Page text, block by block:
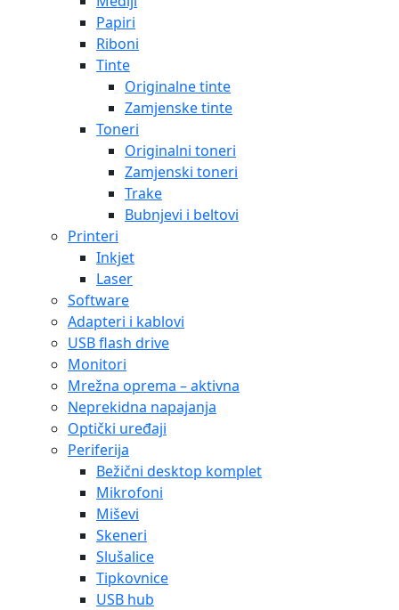
Papiri
Riboni
Tinte
Originalne tinte
Zamjenske tinte
Toneri
Originalni toneri
Zamjenski toneri
Trake
Bubnjevi i beltovi
Printeri
Inkjet
Laser
Software
Adapteri i kablovi
USB flash drive
Monitori
Mrežna oprema – aktivna
Neprekidna napajanja
Optički uređaji
Periferija
Bežični desktop komplet
Mikrofoni
Miševi
Skeneri
Slušalice
Tipkovnice
USB hub